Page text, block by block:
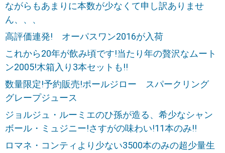
ながらもあまりに本数が少なくて申し訳ありませ
ん、、、
高評価連発! オーパスワン2016が入荷
これから20年が飲み頃です!当たり年の贅沢なムート
ン2005!木箱入り3本セットも!!
数量限定!予約販売!ポールジロー スパークリング
グレープジュース
ジョルジュ・ルーミエのひ孫が造る、希少なシャン
ボール・ミュジニー!さすがの味わい!11本のみ!!
ロマネ・コンティより少ない3500本のみの超少量生